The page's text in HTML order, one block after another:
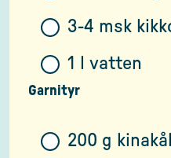
3-4 msk
1 l vatten
Garnityr
200 g kinakål